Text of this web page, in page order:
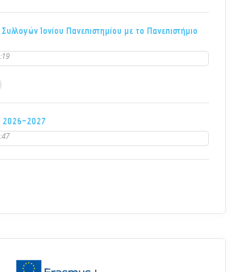
Ιονίου Πανεπιστημίου με το Πανεπιστήμιο
2026-2027